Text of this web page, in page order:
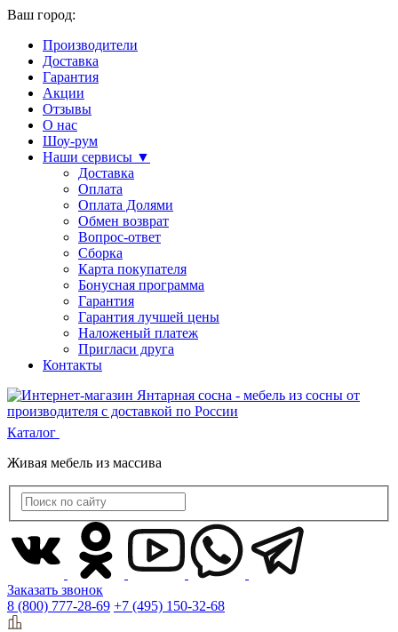
Ваш город:
Производители
Доставка
Гарантия
Акции
Отзывы
О нас
Шоу-рум
Наши сервисы ▼
Доставка
Оплата
Оплата Долями
Обмен возврат
Вопрос-ответ
Сборка
Карта покупателя
Бонусная программа
Гарантия
Гарантия лучшей цены
Наложеный платеж
Пригласи друга
Контакты
Каталог
Живая мебель из массива
Заказать звонок
8 (800) 777-28-69 +7 (495) 150-32-68